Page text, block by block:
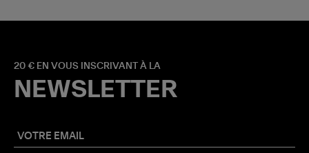
20 € EN VOUS INSCRIVANT À LA
NEWSLETTER